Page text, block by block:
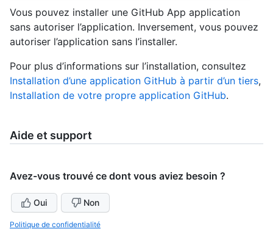
Vous pouvez installer une GitHub App application
sans autoriser l’application. Inversement, vous pouvez
autoriser l’application sans l’installer.
Pour plus d’informations sur l’installation, consultez
Installation d’une application GitHub à partir d’un tiers,
Installation de votre propre application GitHub.
Aide et support
Avez-vous trouvé ce dont vous aviez besoin ?
Oui Non
Politique de confidentialité